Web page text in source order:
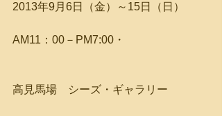
2013年9月6日（金）～15日（日）
AM11：00－PM7:00・
高見馬場　シーズ・ギャラリー